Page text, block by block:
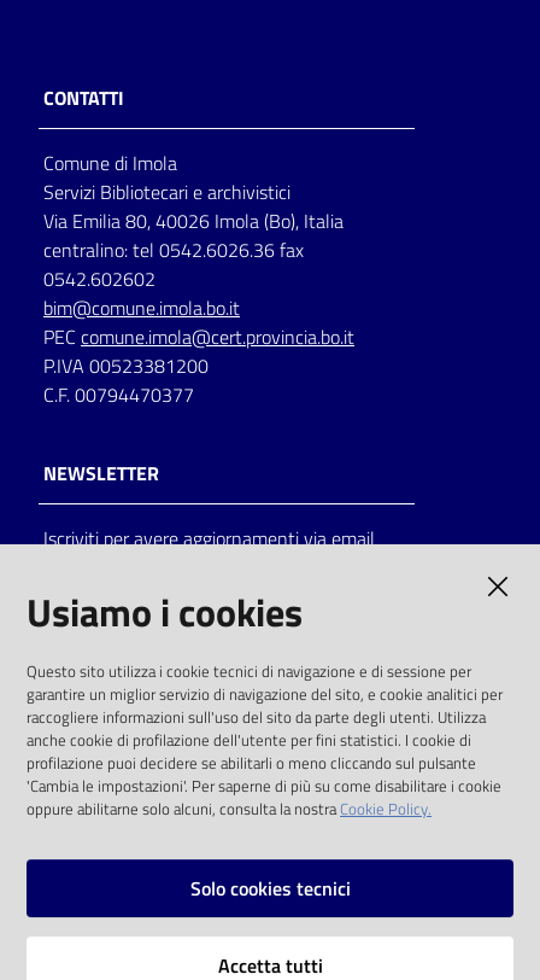
CONTATTI
Comune di Imola
Servizi Bibliotecari e archivistici
Via Emilia 80, 40026 Imola (Bo), Italia
centralino: tel 0542.6026.36 fax
0542.602602
bim@comune.imola.bo.it
PEC comune.imola@cert.provincia.bo.it
P.IVA 00523381200
C.F. 00794470377
NEWSLETTER
Iscriviti per avere aggiornamenti via email
solo alle condizioni previste dalla direttiva
comunitaria 2003/98/CE e dal d.lgs. 36/2006
SOCIAL
Instagram
Vai alla pagina
Usiamo i cookies
Questo sito utilizza i cookie tecnici di navigazione e di sessione per
garantire un miglior servizio di navigazione del sito, e cookie analitici per
raccogliere informazioni sull'uso del sito da parte degli utenti. Utilizza
anche cookie di profilazione dell'utente per fini statistici. I cookie di
profilazione puoi decidere se abilitarli o meno cliccando sul pulsante
'Cambia le impostazioni'. Per saperne di più su come disabilitare i cookie
oppure abilitarne solo alcuni, consulta la nostraCookie Policy.
Solo cookies tecnici
Accetta tutti